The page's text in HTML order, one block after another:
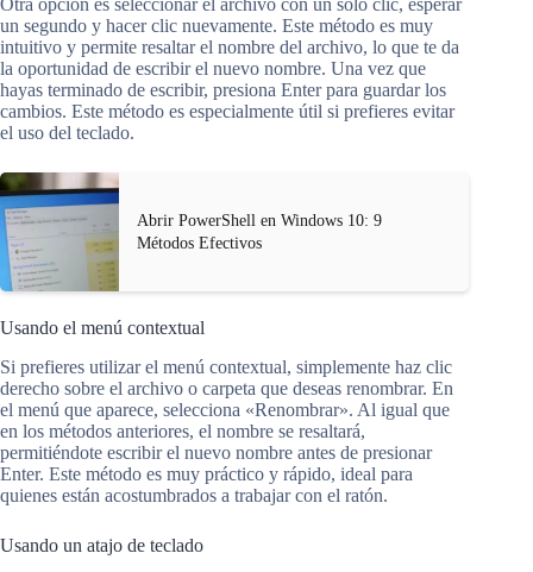
Otra opción es seleccionar el archivo con un solo clic, esperar
un segundo y hacer clic nuevamente. Este método es muy
intuitivo y permite resaltar el nombre del archivo, lo que te da
la oportunidad de escribir el nuevo nombre. Una vez que
hayas terminado de escribir, presiona Enter para guardar los
cambios. Este método es especialmente útil si prefieres evitar
el uso del teclado.
Abrir PowerShell en Windows 10: 9
Métodos Efectivos
Usando el menú contextual
Si prefieres utilizar el menú contextual, simplemente haz clic
derecho sobre el archivo o carpeta que deseas renombrar. En
el menú que aparece, selecciona «Renombrar». Al igual que
en los métodos anteriores, el nombre se resaltará,
permitiéndote escribir el nuevo nombre antes de presionar
Enter. Este método es muy práctico y rápido, ideal para
quienes están acostumbrados a trabajar con el ratón.
Usando un atajo de teclado